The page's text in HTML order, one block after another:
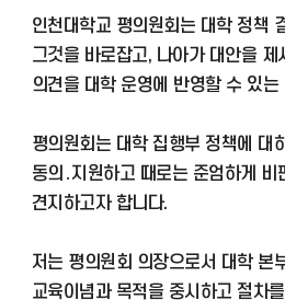
인천대학교 평의원회는 대학 정책
그것을 바로잡고, 나아가 대안을 제
의견을 대학 운영에 반영할 수 있는
평의원회는 대학 집행부 정책에 대
동의․지원하고 때로는 준엄하게 비
견지하고자 합니다.
저는 평의원회 의장으로서 대학 본
교육이념과 목적을 중시하고 절차